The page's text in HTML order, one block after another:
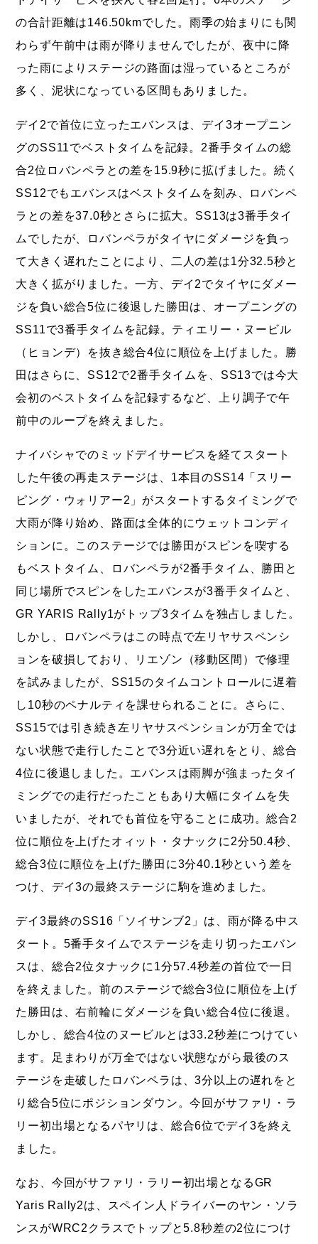
の合計距離は146.50kmでした。雨季の始まりにも関
わらず午前中は雨が降りませんでしたが、夜中に降
った雨によりステージの路面は湿っているところが
多く、泥状になっている区間もありました。
デイ2で首位に立ったエバンスは、デイ3オープニン
グのSS11でベストタイムを記録。2番手タイムの総
合2位ロバンペラとの差を15.9秒に拡げました。続く
SS12でもエバンスはベストタイムを刻み、ロバンペ
ラとの差を37.0秒とさらに拡大。SS13は3番手タイ
ムでしたが、ロバンペラがタイヤにダメージを負っ
て大きく遅れたことにより、二人の差は1分32.5秒と
大きく拡がりました。一方、デイ2でタイヤにダメー
ジを負い総合5位に後退した勝田は、オープニングの
SS11で3番手タイムを記録。ティエリー・ヌービル
（ヒョンデ）を抜き総合4位に順位を上げました。勝
田はさらに、SS12で2番手タイムを、SS13では今大
会初のベストタイムを記録するなど、上り調子で午
前中のループを終えました。
ナイバシャでのミッドデイサービスを経てスタート
した午後の再走ステージは、1本目のSS14「スリー
ピング・ウォリアー2」がスタートするタイミングで
大雨が降り始め、路面は全体的にウェットコンディ
ションに。このステージでは勝田がスピンを喫する
もベストタイム、ロバンペラが2番手タイム、勝田と
同じ場所でスピンをしたエバンスが3番手タイムと、
GR YARIS Rally1がトップ3タイムを独占しました。
しかし、ロバンペラはこの時点で左リヤサスペンシ
ョンを破損しており、リエゾン（移動区間）で修理
を試みましたが、SS15のタイムコントロールに遅着
し10秒のペナルティを課せられることに。さらに、
SS15では引き続き左リヤサスペンションが万全では
ない状態で走行したことで3分近い遅れをとり、総合
4位に後退しました。エバンスは雨脚が強まったタイ
ミングでの走行だったこともあり大幅にタイムを失
いましたが、それでも首位を守ることに成功。総合2
位に順位を上げたオィット・タナックに2分50.4秒、
総合3位に順位を上げた勝田に3分40.1秒という差を
つけ、デイ3の最終ステージに駒を進めました。
デイ3最終のSS16「ソイサンブ2」は、雨が降る中ス
タート。5番手タイムでステージを走り切ったエバン
スは、総合2位タナックに1分57.4秒差の首位で一日
を終えました。前のステージで総合3位に順位を上げ
た勝田は、右前輪にダメージを負い総合4位に後退。
しかし、総合4位のヌービルとは33.2秒差につけてい
ます。足まわりが万全ではない状態ながら最後のス
テージを走破したロバンペラは、3分以上の遅れをと
り総合5位にポジションダウン。今回がサファリ・ラ
リー初出場となるパヤリは、総合6位でデイ3を終え
ました。
なお、今回がサファリ・ラリー初出場となるGR
Yaris Rally2は、スペイン人ドライバーのヤン・ソラ
ンスがWRC2クラスでトップと5.8秒差の2位につけ